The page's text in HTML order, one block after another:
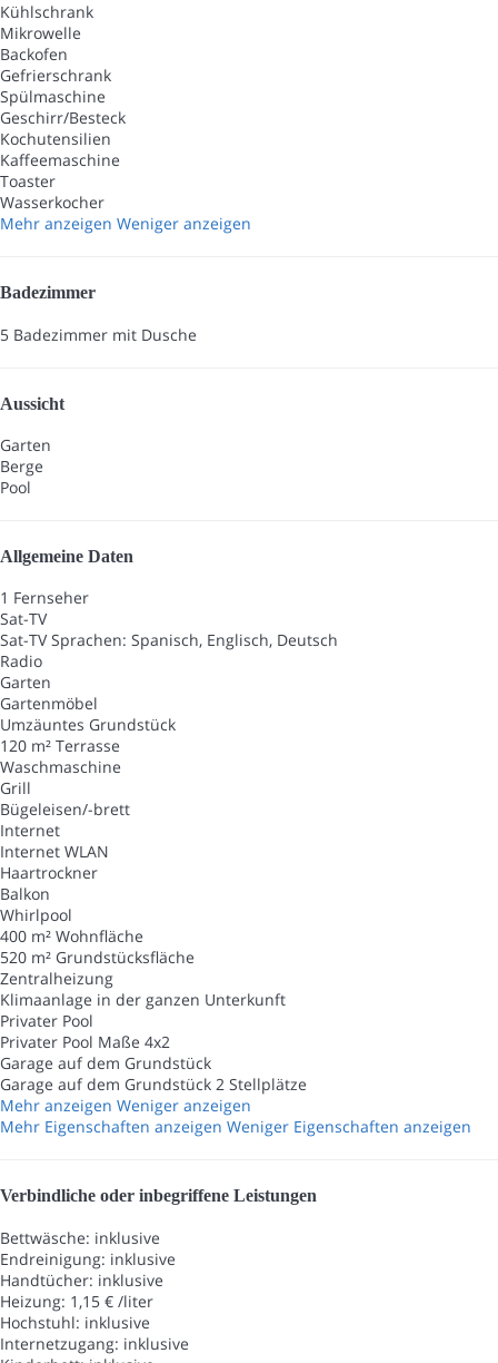
Kühlschrank
Mikrowelle
Backofen
Gefrierschrank
Spülmaschine
Geschirr/Besteck
Kochutensilien
Kaffeemaschine
Toaster
Wasserkocher
Mehr anzeigen Weniger anzeigen
Badezimmer
5 Badezimmer mit Dusche
Aussicht
Garten
Berge
Pool
Allgemeine Daten
1 Fernseher
Sat-TV
Sat-TVSprachen: Spanisch, Englisch, Deutsch
Radio
Garten
Gartenmöbel
Umzäuntes Grundstück
120 m² Terrasse
Waschmaschine
Grill
Bügeleisen/-brett
Internet
Internet WLAN
Haartrockner
Balkon
Whirlpool
400 m² Wohnfläche
520 m² Grundstücksfläche
Zentralheizung
Klimaanlage in der ganzen Unterkunft
Privater Pool
Privater Pool Maße 4x2
Garage auf dem Grundstück
Garage auf dem Grundstück 2 Stellplätze
Mehr anzeigen Weniger anzeigen
Mehr Eigenschaften anzeigen Weniger Eigenschaften anzeigen
Verbindliche oder inbegriffene Leistungen
Bettwäsche: inklusive
Endreinigung: inklusive
Handtücher: inklusive
Heizung: 1,15 € /liter
Hochstuhl: inklusive
Internetzugang: inklusive